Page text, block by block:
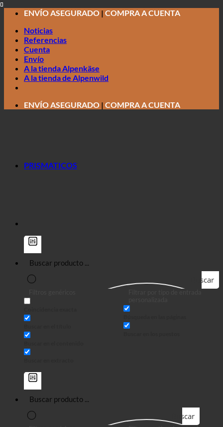
Saltar
contenido
ENVÍO ASEGURADO | COMPRA A CUENTA
Noticias
Referencias
Cuenta
Envío
A la tienda Alpenkäse
A la tienda de Alpenwild
ENVÍO ASEGURADO | COMPRA A CUENTA
Buscar
Buscar
PRISMATICOS